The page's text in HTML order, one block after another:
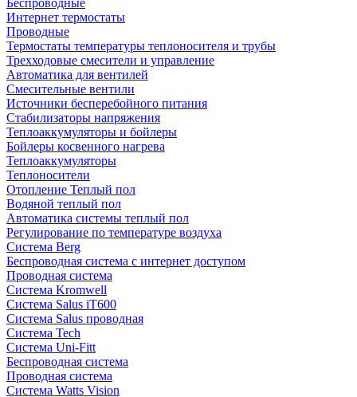
Интернет термостаты
Проводные
Термостаты температуры теплоносителя и трубы
Трехходовые смесители и управление
Автоматика для вентилей
Смесительные вентили
Источники бесперебойного питания
Стабилизаторы напряжения
Теплоаккумуляторы и бойлеры
Бойлеры косвенного нагрева
Теплоаккумуляторы
Теплоносители
Отопление Теплый пол
Водяной теплый пол
Автоматика системы теплый пол
Регулирование по температуре воздуха
Система Berg
Беспроводная система с интернет доступом
Проводная система
Система Kromwell
Система Salus iT600
Система Salus проводная
Система Tech
Система Uni-Fitt
Беспроводная система
Проводная система
Система Watts Vision